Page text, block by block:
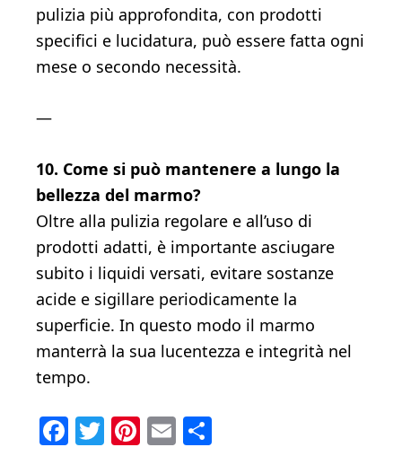
pulizia più approfondita, con prodotti
specifici e lucidatura, può essere fatta ogni
mese o secondo necessità.
—
10. Come si può mantenere a lungo la
bellezza del marmo?
Oltre alla pulizia regolare e all’uso di
prodotti adatti, è importante asciugare
subito i liquidi versati, evitare sostanze
acide e sigillare periodicamente la
superficie. In questo modo il marmo
manterrà la sua lucentezza e integrità nel
tempo.
Facebook
Twitter
Pinterest
Email